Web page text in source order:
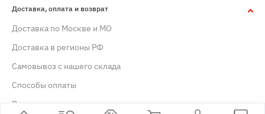
Доставка, оплата и возврат
Доставка по Москве и МО
Доставка в регионы РФ
Самовывоз с нашего склада
Способы оплаты
Возврат товара